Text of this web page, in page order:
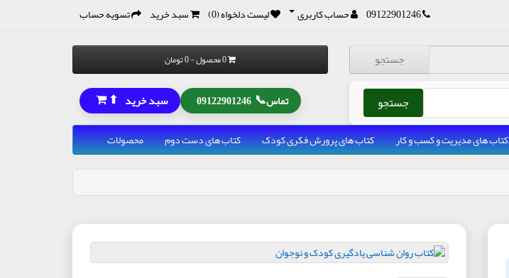
09122901246 حساب کاربری لیست دلخواه (0) سبد خرید تسویه حساب
جستجو
جستجو
0 محصول - 0 تومان
تماس📞
09122901246 سبد خرید ⬆
کتاب های مدیریت و کسب و کار کتاب های پرورش فکری کودک کتاب های دست دوم محصولات